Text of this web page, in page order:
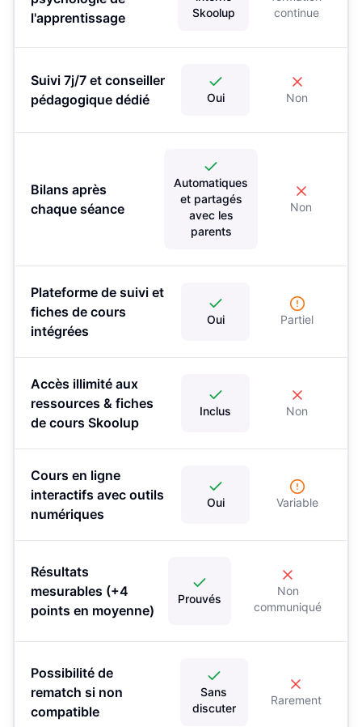
l'apprentissage
Skoolup
continue
Suivi 7j/7 et conseiller
pédagogique dédié
Oui Non
Bilans après
chaque séance
Automatiques
et partagés
avec les
parents
Non
Plateforme de suivi et
fiches de cours
intégrées
Oui Partiel
Accès illimité aux
ressources & fiches
de cours Skoolup
Inclus Non
Cours en ligne
interactifs avec outils
numériques
Oui Variable
Résultats
mesurables (+4
points en moyenne)
Prouvés
Non
communiqué
Possibilité de
rematch si non
compatible
Sans
discuter
Rarement